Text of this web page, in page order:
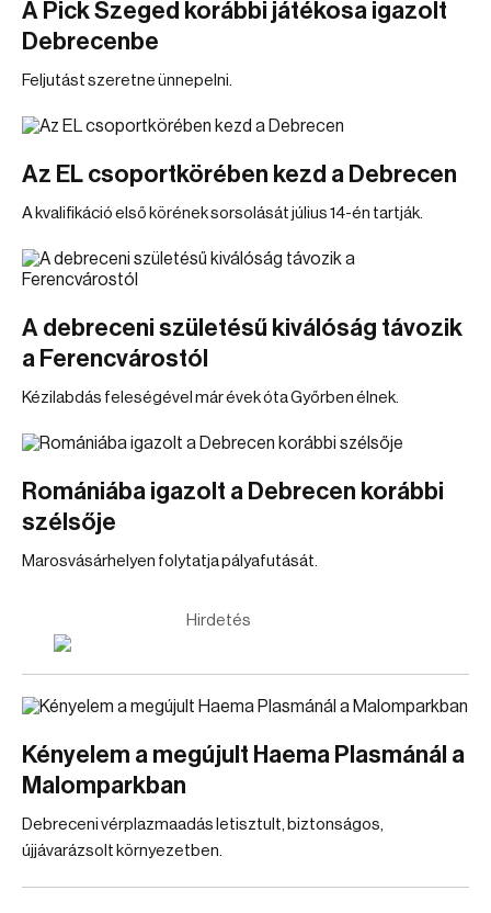
A Pick Szeged korábbi játékosa igazolt
Debrecenbe
Feljutást szeretne ünnepelni.
Az EL csoportkörében kezd a Debrecen
A kvalifikáció első körének sorsolását július 14-én tartják.
A debreceni születésű kiválóság távozik
a Ferencvárostól
Kézilabdás feleségével már évek óta Győrben élnek.
Romániába igazolt a Debrecen korábbi
szélsője
Marosvásárhelyen folytatja pályafutását.
Hirdetés
Kényelem a megújult Haema Plasmánál a
Malomparkban
Debreceni vérplazmaadás letisztult, biztonságos,
újjávarázsolt környezetben.